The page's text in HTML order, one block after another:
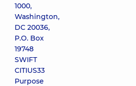
1000,
Washington,
DC 20036,
P.O. Box
19748
SWIFT
CITIUS33
Purpose